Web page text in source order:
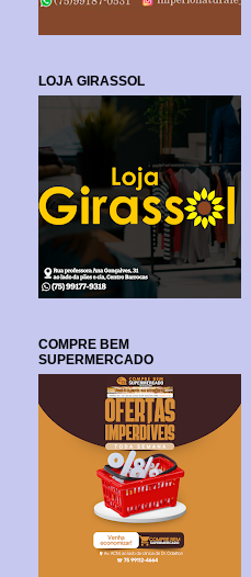
LOJA GIRASSOL
COMPRE BEM
SUPERMERCADO